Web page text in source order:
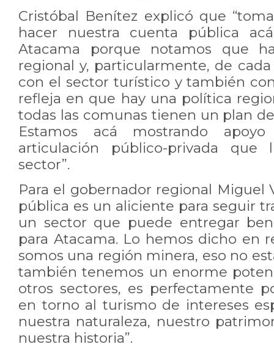
Cristóbal Benítez explicó que
hacer nuestra cuenta pública
Atacama porque notamos que
regional y, particularmente, de
con el sector turístico y también
refleja en que hay una política
todas las comunas tienen un plan
Estamos acá mostrando
articulación público-privada que
sector”.
Para el gobernador regional Miguel
pública es un aliciente para seguir
un sector que puede entregar
para Atacama. Lo hemos dicho en
somos una región minera, eso no
también tenemos un enorme
otros sectores, es perfectamente
en torno al turismo de intereses
nuestra naturaleza, nuestro
nuestra historia”.